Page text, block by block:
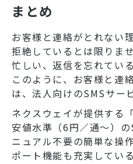
まとめ
お客様と連絡がとれない
拒絶しているとは限りま
忙しい、返信を忘れてい
このように、お客様と連
は、法人向けのSMSサー
ネクスウェイが提供する「
安値水準（6円／通～）
ニュアル不要の簡単な操
ポート機能も充実してい